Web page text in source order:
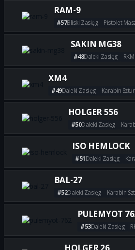
RAM-9
#57Bliski Zasięg Pistolet
SAKIN MG38
#48Daleki Zasięg RKM
XM4
#49Daleki Zasięg Karabin
HOLGER 556
#50Daleki Zasięg
ISO HEMLOCK
#51Daleki Zasięg
BAL-27
#52Daleki Zasięg Karabin
PULEMYOT
#53Daleki Zasięg